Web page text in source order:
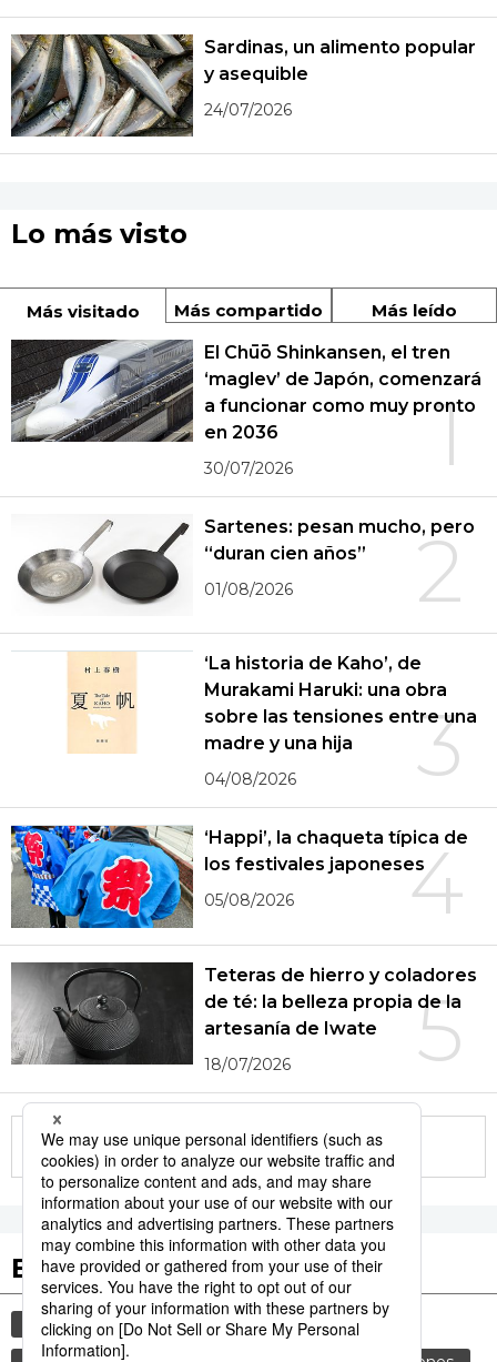
Sardinas, un alimento popular
y asequible
24/07/2026
Lo más visto
Más visitado Más compartido Más leído
1
El Chūō Shinkansen, el tren
‘maglev’ de Japón, comenzará
a funcionar como muy pronto
en 2036
30/07/2026
2
Sartenes: pesan mucho, pero
“duran cien años”
01/08/2026
3
‘La historia de Kaho’, de
Murakami Haruki: una obra
sobre las tensiones entre una
madre y una hija
04/08/2026
4
‘Happi’, la chaqueta típica de
los festivales japoneses
05/08/2026
5
Teteras de hierro y coladores
de té: la belleza propia de la
artesanía de Iwate
18/07/2026
More in this series
Etiquetas destacadas
cultura gastronomía vida
cortesía